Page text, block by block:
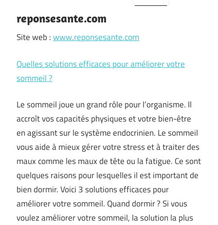
reponsesante.com
Site web :www.reponsesante.com
Quelles solutions efficaces pour améliorer votre
sommeil ?
Le sommeil joue un grand rôle pour l’organisme. Il
accroît vos capacités physiques et votre bien-être
en agissant sur le système endocrinien. Le sommeil
vous aide à mieux gérer votre stress et à traiter des
maux comme les maux de tête ou la fatigue. Ce sont
quelques raisons pour lesquelles il est important de
bien dormir. Voici 3 solutions efficaces pour
améliorer votre sommeil. Quand dormir ? Si vous
voulez améliorer votre sommeil, la solution la plus